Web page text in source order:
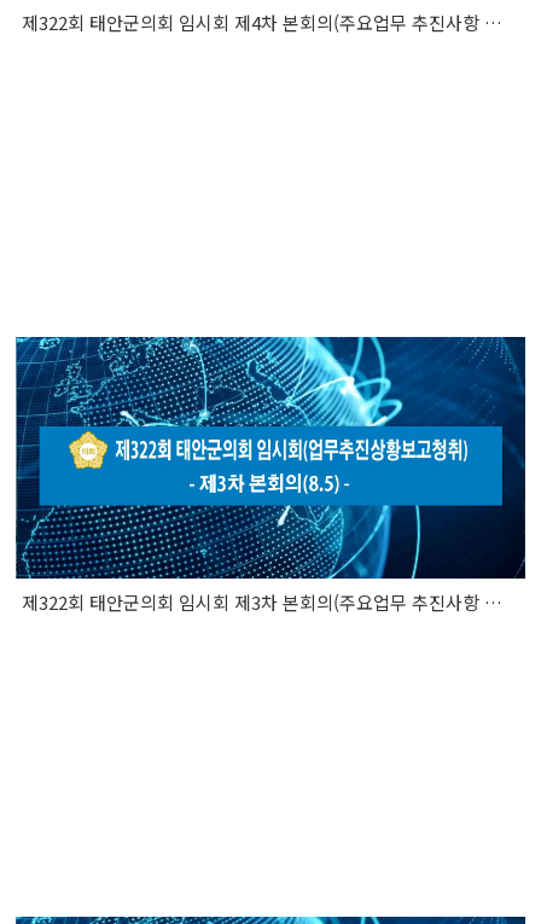
제322회 태안군의회 임시회 제4차 본회의(주요업무 추진사항 보고 청취)
제322회 태안군의회 임시회 제3차 본회의(주요업무 추진사항 보고 청취)